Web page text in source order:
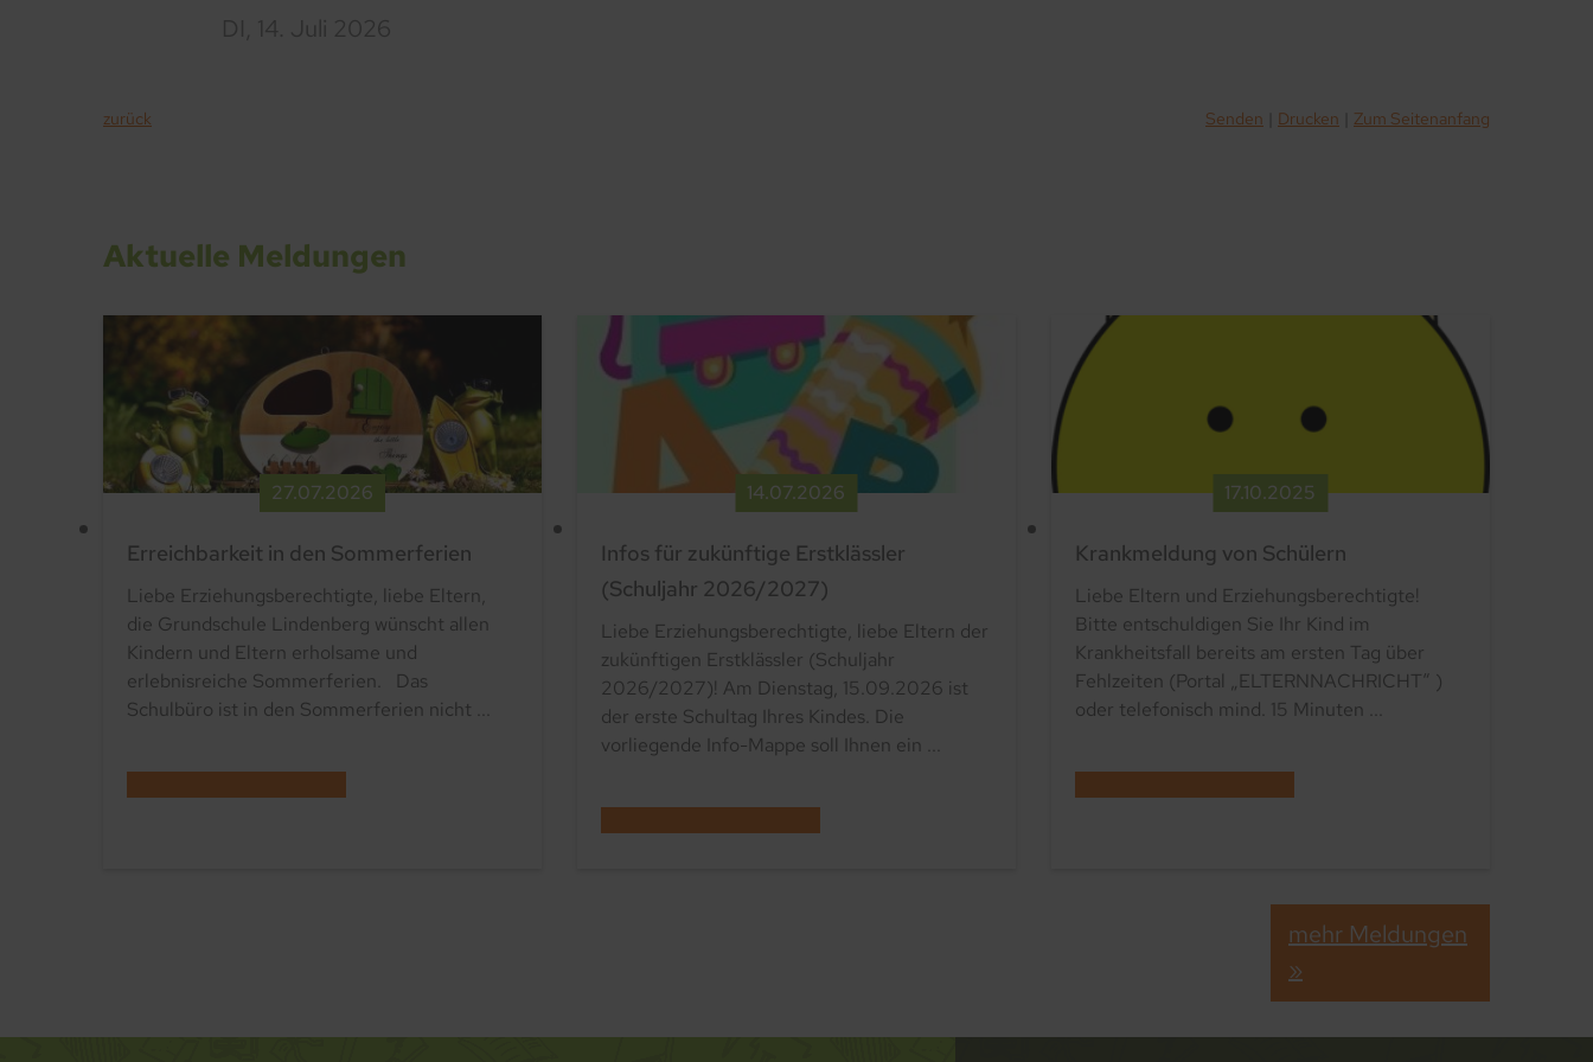
zurück Senden Drucken Zum Seitenanfang
Aktuelle Meldungen
27.​07.​2026
Erreichbarkeit in den Sommerferien
Liebe Erziehungsberechtigte, liebe Eltern,
die Grundschule Lindenberg wünscht allen
Kindern und Eltern erholsame und
erlebnisreiche Sommerferien. Das
Schulbüro ist in den Sommerferien nicht ...
14.​07.​2026
Infos für zukünftige Erstklässler
(Schuljahr 2026/2027)
Liebe Erziehungsberechtigte, liebe Eltern der
zukünftigen Erstklässler (Schuljahr
2026/2027)! Am Dienstag, 15.09.2026 ist
der erste Schultag Ihres Kindes. Die
vorliegende Info-Mappe soll Ihnen ein ...
17.​10.​2025
Krankmeldung von Schülern
Liebe Eltern und Erziehungsberechtigte!
Bitte entschuldigen Sie Ihr Kind im
Krankheitsfall bereits am ersten Tag über
Fehlzeiten (Portal „ELTERNNACHRICHT“ )
oder telefonisch mind. 15 Minuten ...
mehr Meldungen
»